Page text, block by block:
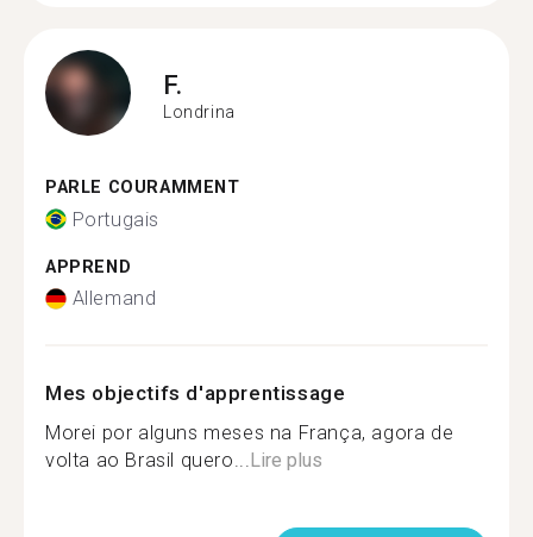
F.
Londrina
PARLE COURAMMENT
Portugais
APPREND
Allemand
Mes objectifs d'apprentissage
Morei por alguns meses na França, agora de
volta ao Brasil quero...Lire plus